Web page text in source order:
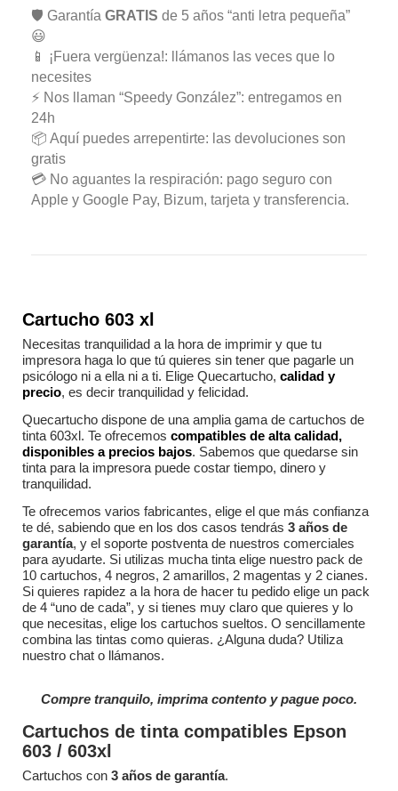
🛡️ Garantía GRATIS de 5 años “anti letra pequeña”
😃
📱 ¡Fuera vergüenza!: llámanos las veces que lo
necesites
⚡ Nos llaman “Speedy González”: entregamos en
24h
📦 Aquí puedes arrepentirte: las devoluciones son
gratis
💳 No aguantes la respiración: pago seguro con
Apple y Google Pay, Bizum, tarjeta y transferencia.
Cartucho 603 xl
Necesitas tranquilidad a la hora de imprimir y que tu
impresora haga lo que tú quieres sin tener que pagarle un
psicólogo ni a ella ni a ti. Elige Quecartucho, calidad y
precio, es decir tranquilidad y felicidad.
Quecartucho dispone de una amplia gama de cartuchos de
tinta 603xl. Te ofrecemos compatibles de alta calidad,
disponibles a precios bajos. Sabemos que quedarse sin
tinta para la impresora puede costar tiempo, dinero y
tranquilidad.
Te ofrecemos varios fabricantes, elige el que más confianza
te dé, sabiendo que en los dos casos tendrás 3 años de
garantía, y el soporte postventa de nuestros comerciales
para ayudarte. Si utilizas mucha tinta elige nuestro pack de
10 cartuchos, 4 negros, 2 amarillos, 2 magentas y 2 cianes.
Si quieres rapidez a la hora de hacer tu pedido elige un pack
de 4 “uno de cada”, y si tienes muy claro que quieres y lo
que necesitas, elige los cartuchos sueltos. O sencillamente
combina las tintas como quieras. ¿Alguna duda? Utiliza
nuestro chat o llámanos.
Compre tranquilo, imprima contento y pague poco.
Cartuchos de tinta compatibles Epson
603 / 603xl
Cartuchos con 3 años de garantía.